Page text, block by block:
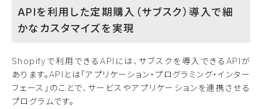
APIを利用した定期購入（サブスク）導入で細
かなカスタマイズを実現
Shopifyで利用できるAPIには、サブスクを導入できるAPIが
あります。APIとは「アプリケーション・プログラミング・インター
フェース」のことで、サービスやアプリケーションを連携させる
プログラムです。